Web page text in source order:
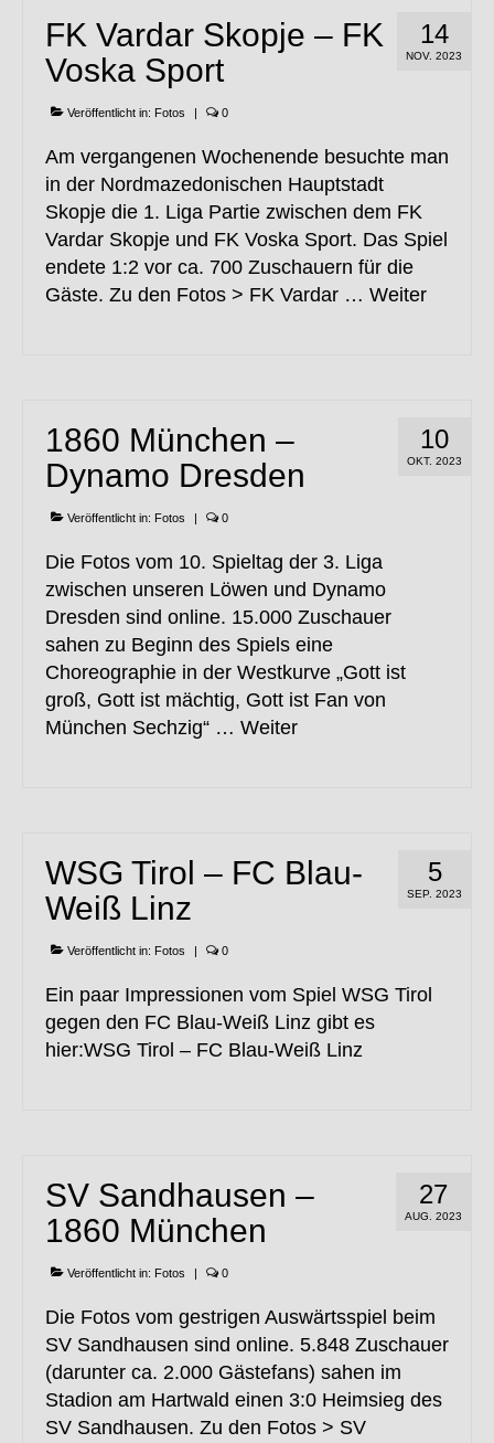
14
NOV. 2023
FK Vardar Skopje – FK
Voska Sport
Veröffentlicht in: Fotos | 0
Am vergangenen Wochenende besuchte man
in der Nordmazedonischen Hauptstadt
Skopje die 1. Liga Partie zwischen dem FK
Vardar Skopje und FK Voska Sport. Das Spiel
endete 1:2 vor ca. 700 Zuschauern für die
Gäste. Zu den Fotos > FK Vardar … Weiter
10
OKT. 2023
1860 München –
Dynamo Dresden
Veröffentlicht in: Fotos | 0
Die Fotos vom 10. Spieltag der 3. Liga
zwischen unseren Löwen und Dynamo
Dresden sind online. 15.000 Zuschauer
sahen zu Beginn des Spiels eine
Choreographie in der Westkurve „Gott ist
groß, Gott ist mächtig, Gott ist Fan von
München Sechzig“ … Weiter
5
SEP. 2023
WSG Tirol – FC Blau-
Weiß Linz
Veröffentlicht in: Fotos | 0
Ein paar Impressionen vom Spiel WSG Tirol
gegen den FC Blau-Weiß Linz gibt es
hier:WSG Tirol – FC Blau-Weiß Linz
27
AUG. 2023
SV Sandhausen –
1860 München
Veröffentlicht in: Fotos | 0
Die Fotos vom gestrigen Auswärtsspiel beim
SV Sandhausen sind online. 5.848 Zuschauer
(darunter ca. 2.000 Gästefans) sahen im
Stadion am Hartwald einen 3:0 Heimsieg des
SV Sandhausen. Zu den Fotos > SV